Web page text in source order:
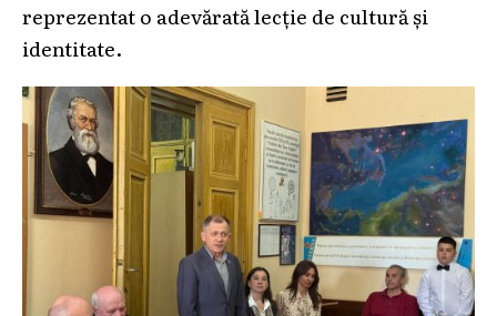
reprezentat o adevărată lecție de cultură și
identitate.